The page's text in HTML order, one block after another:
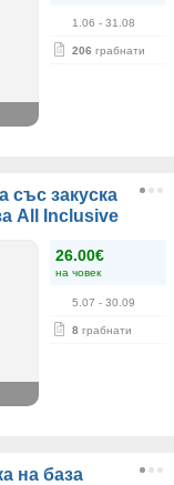
1.06 - 31.08
206 грабнати
със закуска
All Inclusive
26.00€
на човек
5.07 - 30.09
8 грабнати
на база